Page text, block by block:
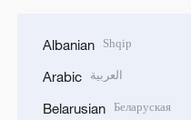
Albanian Shqip
Arabic العربية
Belarusian Беларуская